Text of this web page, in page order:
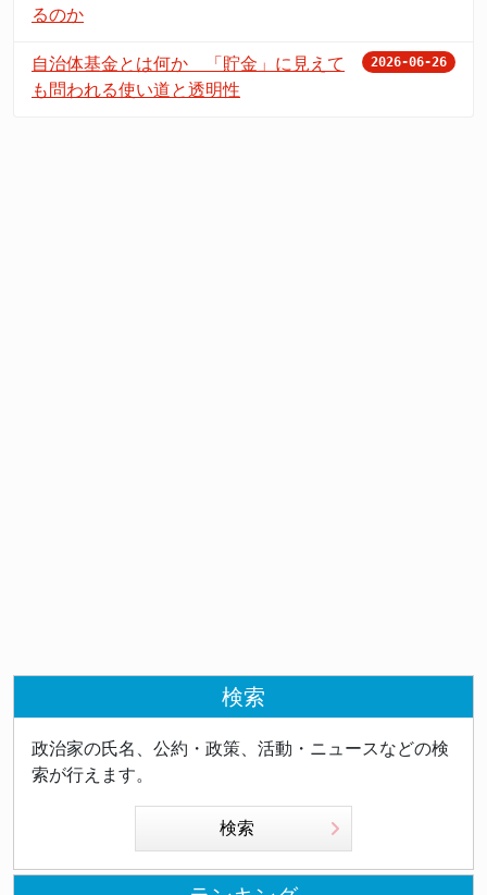
るのか
自治体基金とは何か 「貯金」に見えて
も問われる使い道と透明性
2026-06-26
検索
政治家の氏名、公約・政策、活動・ニュースなどの検
索が行えます。
検索